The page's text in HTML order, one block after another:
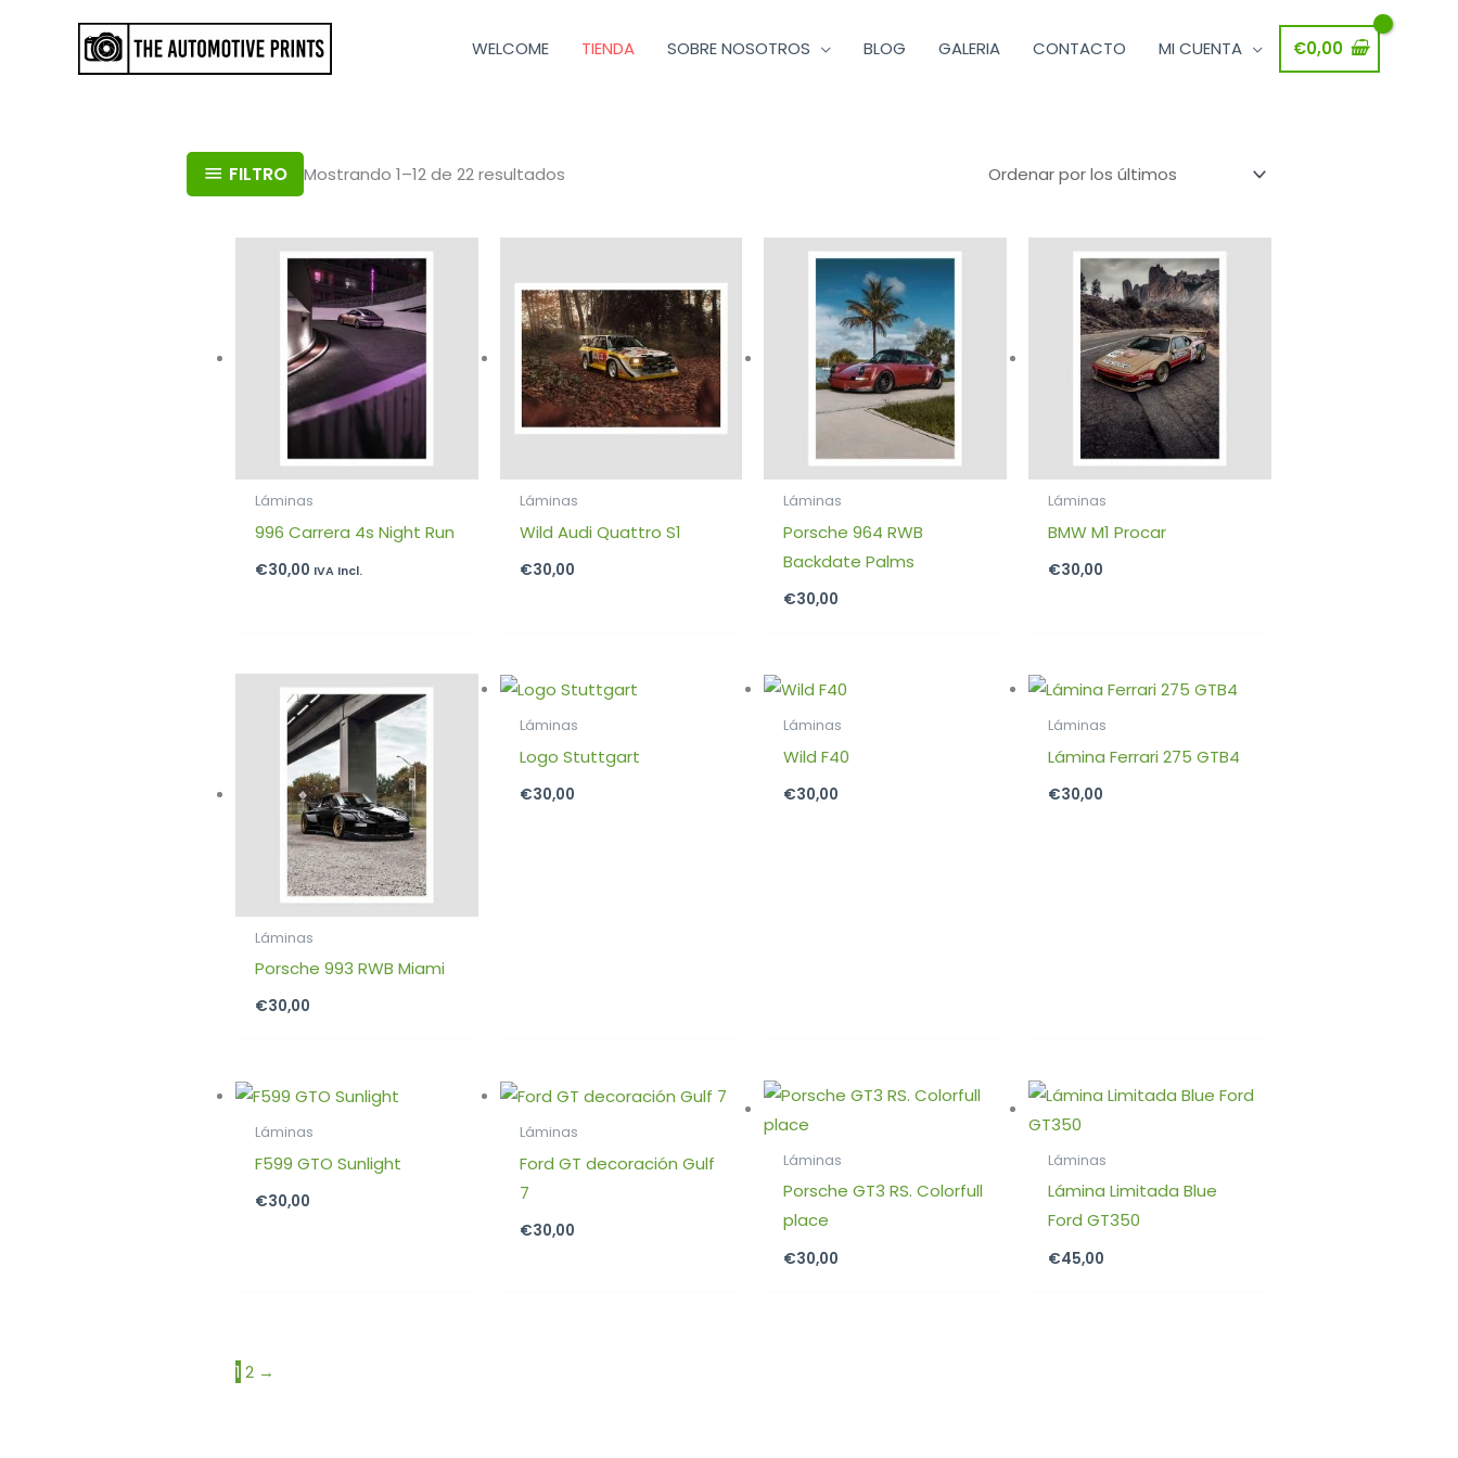
contenido
WELCOME TIENDA SOBRE NOSOTROS BLOG GALERIA CONTACTO MI CUENTA €0,00
FILTRO Mostrando 1–12 de 22 resultados
Láminas
996 Carrera 4s Night Run
€30,00 IVA Incl.
Láminas
Wild Audi Quattro S1
€30,00
Láminas
Porsche 964 RWB
Backdate Palms
€30,00
Láminas
BMW M1 Procar
€30,00
Láminas
Porsche 993 RWB Miami
€30,00
Láminas
Logo Stuttgart
€30,00
Láminas
Wild F40
€30,00
Láminas
Lámina Ferrari 275 GTB4
€30,00
Láminas
F599 GTO Sunlight
€30,00
Láminas
Ford GT decoración Gulf
7
€30,00
Láminas
Porsche GT3 RS. Colorfull
place
€30,00
Láminas
Lámina Limitada Blue
Ford GT350
€45,00
1 2 →